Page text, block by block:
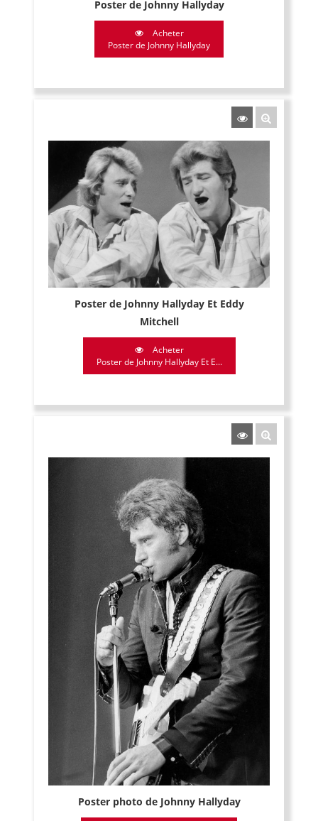
Poster de Johnny Hallyday
Acheter
Poster de Johnny Hallyday
Poster de Johnny Hallyday Et Eddy
Mitchell
Acheter
Poster de Johnny Hallyday Et E...
Poster photo de Johnny Hallyday